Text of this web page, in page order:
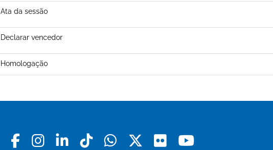
Ata da sessão
Declarar vencedor
Homologação
Facebook
Instagram
LinkedinTiktokWhatsapp
X Flickr